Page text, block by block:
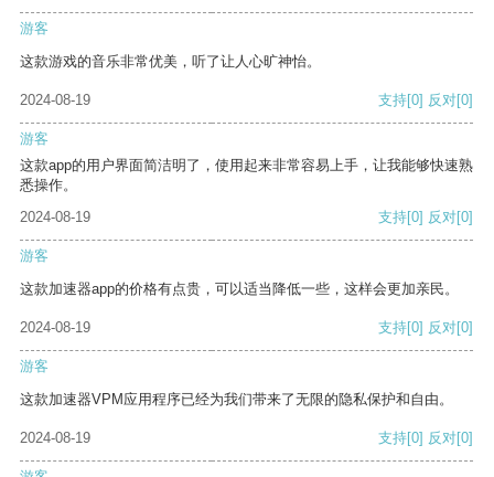
游客
这款游戏的音乐非常优美，听了让人心旷神怡。
2024-08-19 支持[0] 反对[0]
游客
这款app的用户界面简洁明了，使用起来非常容易上手，让我能够快速熟
悉操作。
2024-08-19
支持[0] 反对[0]
游客
这款加速器app的价格有点贵，可以适当降低一些，这样会更加亲民。
2024-08-19 支持[0] 反对[0]
游客
这款加速器VPM应用程序已经为我们带来了无限的隐私保护和自由。
2024-08-19 支持[0] 反对[0]